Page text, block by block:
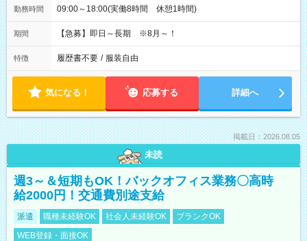
勤務時間 09:00～18:00(実働8時間 休憩1時間)
期間 【急募】即日～長期 ※8月～！
特徴 履歴書不要 / 服装自由
気になる！ 応募する 詳細へ
掲載日：2026.08.05
未読
週3～＆短期もOK！バックオフィス業務〇高時
給2000円！交通費別途支給
派遣 職種未経験OK 社会人未経験OK
ブランクOK
WEB登録・面接OK